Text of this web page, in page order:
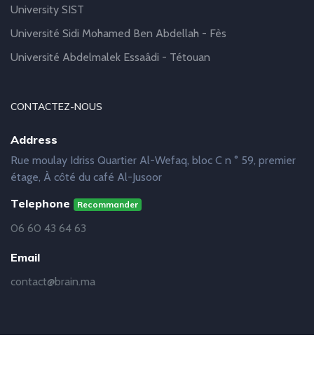
University SIST
Université Sidi Mohamed Ben Abdellah - Fès
Université Abdelmalek Essaâdi - Tétouan
CONTACTEZ-NOUS
Address
Rue moulay Idriss Quartier Al-Wefaq, bloc C n ° 59, premier
étage, À côté du café Al-Jusoor
Telephone Recommander
06 60 43 64 63
Email
contact@brain.ma